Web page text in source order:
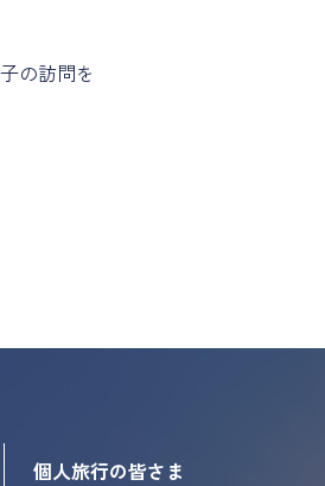
の訪問を
個人旅行の皆さま